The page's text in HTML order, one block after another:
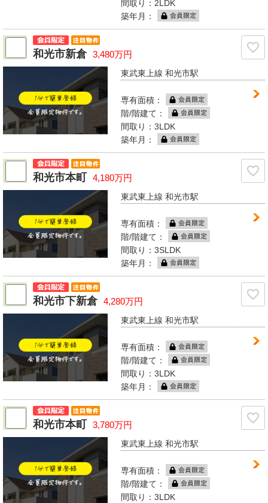
間取り：2LDK
築年月：
和光市新倉 3,480万円
東武東上線 和光市駅
専有面積：
階/階建て：
間取り：3LDK
築年月：
和光市本町 4,180万円
東武東上線 和光市駅
専有面積：
階/階建て：
間取り：3SLDK
築年月：
和光市下新倉 4,280万円
東武東上線 和光市駅
専有面積：
階/階建て：
間取り：3LDK
築年月：
和光市本町 3,780万円
東武東上線 和光市駅
専有面積：
階/階建て：
間取り：3LDK